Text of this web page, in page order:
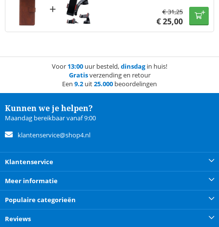
+ €31,25
€25,00
Voor 13:00 uur besteld,dinsdagin huis!
Gratisverzending en retour
Een 9.2 uit25.000 beoordelingen
Kunnen we je helpen?
Maandag bereikbaar vanaf 9:00
klantenservice@shop4.nl
Klantenservice
Meer informatie
Populaire categorieën
Reviews